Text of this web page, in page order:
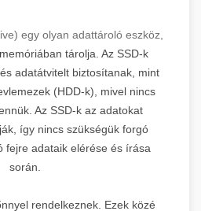
egy olyan adattároló eszköz,
tárolja. Az SSD-k
adatátvitelt biztosítanak, mint
(HDD-k), mivel nincs
Az SSD-k az adatokat
így nincs szükségük forgó
fejre adataik elérése és írása
során.
rendelkeznek. Ezek közé